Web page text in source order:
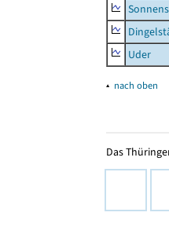
Uder
▴ nach oben
Das